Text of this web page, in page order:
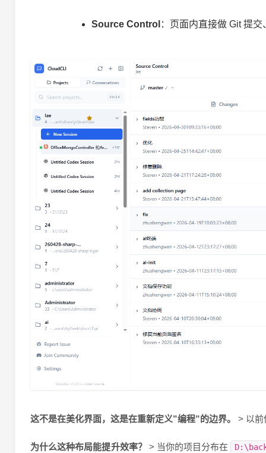
Source Control ：页面内直接做 Git 提
这不是在美化界面，这是在重新定义”编程”的边界。 > 以前
为什么这种布局能提升效率？ > 当你的项目分布在